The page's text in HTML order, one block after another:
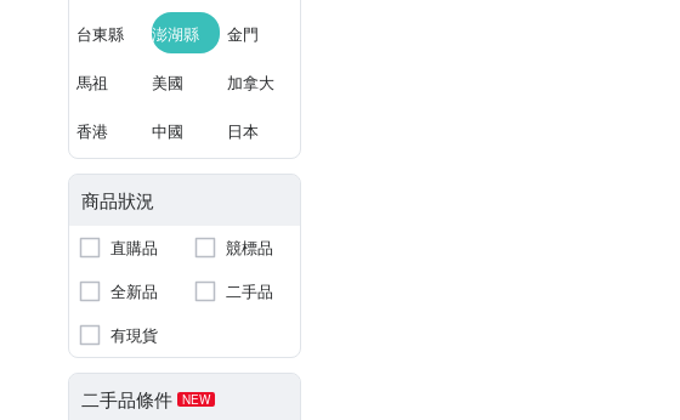
台東縣 澎湖縣 金門
馬祖 美國 加拿大
香港 中國 日本
商品狀況
直購品
競標品
全新品
二手品
有現貨
二手品條件 NEW